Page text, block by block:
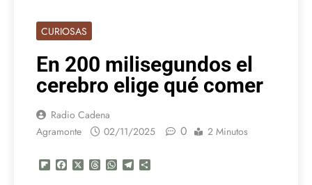
CURIOSAS
En 200 milisegundos el
cerebro elige qué comer
Radio Cadena
Agramonte
02/11/2025 0 2 Minutos
Flipboard
FacebookThreadsWhatsApp
Telegram